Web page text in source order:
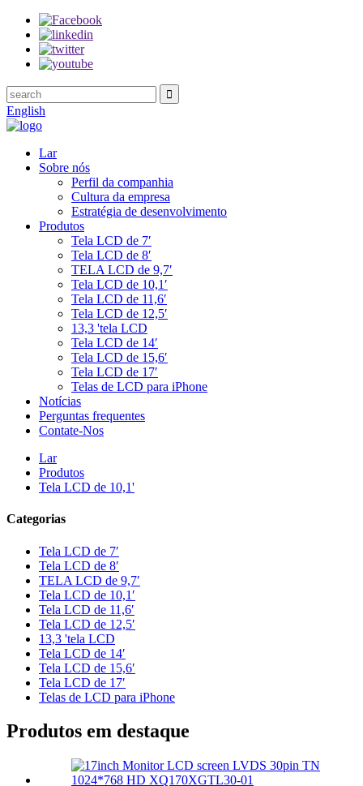
English
Lar
Sobre nós
Perfil da companhia
Cultura da empresa
Estratégia de desenvolvimento
Produtos
Tela LCD de 7′
Tela LCD de 8′
TELA LCD de 9,7′
Tela LCD de 10,1′
Tela LCD de 11,6′
Tela LCD de 12,5′
13,3 'tela LCD
Tela LCD de 14′
Tela LCD de 15,6′
Tela LCD de 17′
Telas de LCD para iPhone
Notícias
Perguntas frequentes
Contate-Nos
Lar
Produtos
Tela LCD de 10,1'
Categorias
Tela LCD de 7′
Tela LCD de 8′
TELA LCD de 9,7′
Tela LCD de 10,1′
Tela LCD de 11,6′
Tela LCD de 12,5′
13,3 'tela LCD
Tela LCD de 14′
Tela LCD de 15,6′
Tela LCD de 17′
Telas de LCD para iPhone
Produtos em destaque